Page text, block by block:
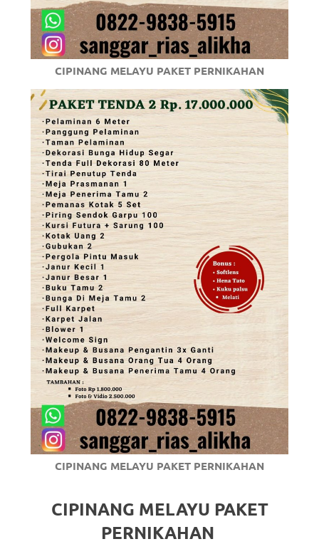
CIPINANG MELAYU PAKET PERNIKAHAN
CIPINANG MELAYU PAKET PERNIKAHAN
CIPINANG MELAYU PAKET
PERNIKAHAN